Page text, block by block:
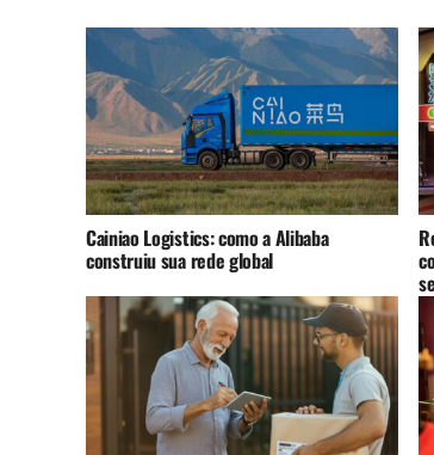
Cainiao Logistics: como a Alibaba
construiu sua rede global